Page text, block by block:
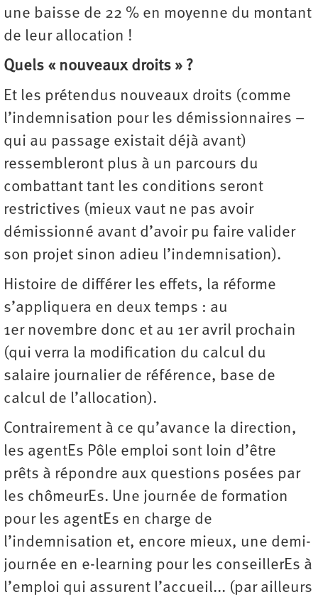
une baisse de 22 % en moyenne du montant
de leur allocation !
Quels « nouveaux droits » ?
Et les prétendus nouveaux droits (comme
l’indemnisation pour les démissionnaires –
qui au passage existait déjà avant)
ressembleront plus à un parcours du
combattant tant les conditions seront
restrictives (mieux vaut ne pas avoir
démissionné avant d’avoir pu faire valider
son projet sinon adieu l’indemnisation).
Histoire de différer les effets, la réforme
s’appliquera en deux temps : au
1er novembre donc et au 1er avril prochain
(qui verra la modification du calcul du
salaire journalier de référence, base de
calcul de l’allocation).
Contrairement à ce qu’avance la direction,
les agentEs Pôle emploi sont loin d’être
prêts à répondre aux questions posées par
les chômeurEs. Une journée de formation
pour les agentEs en charge de
l’indemnisation et, encore mieux, une demi-
journée en e-learning pour les conseillerEs à
l’emploi qui assurent l’accueil... (par ailleurs